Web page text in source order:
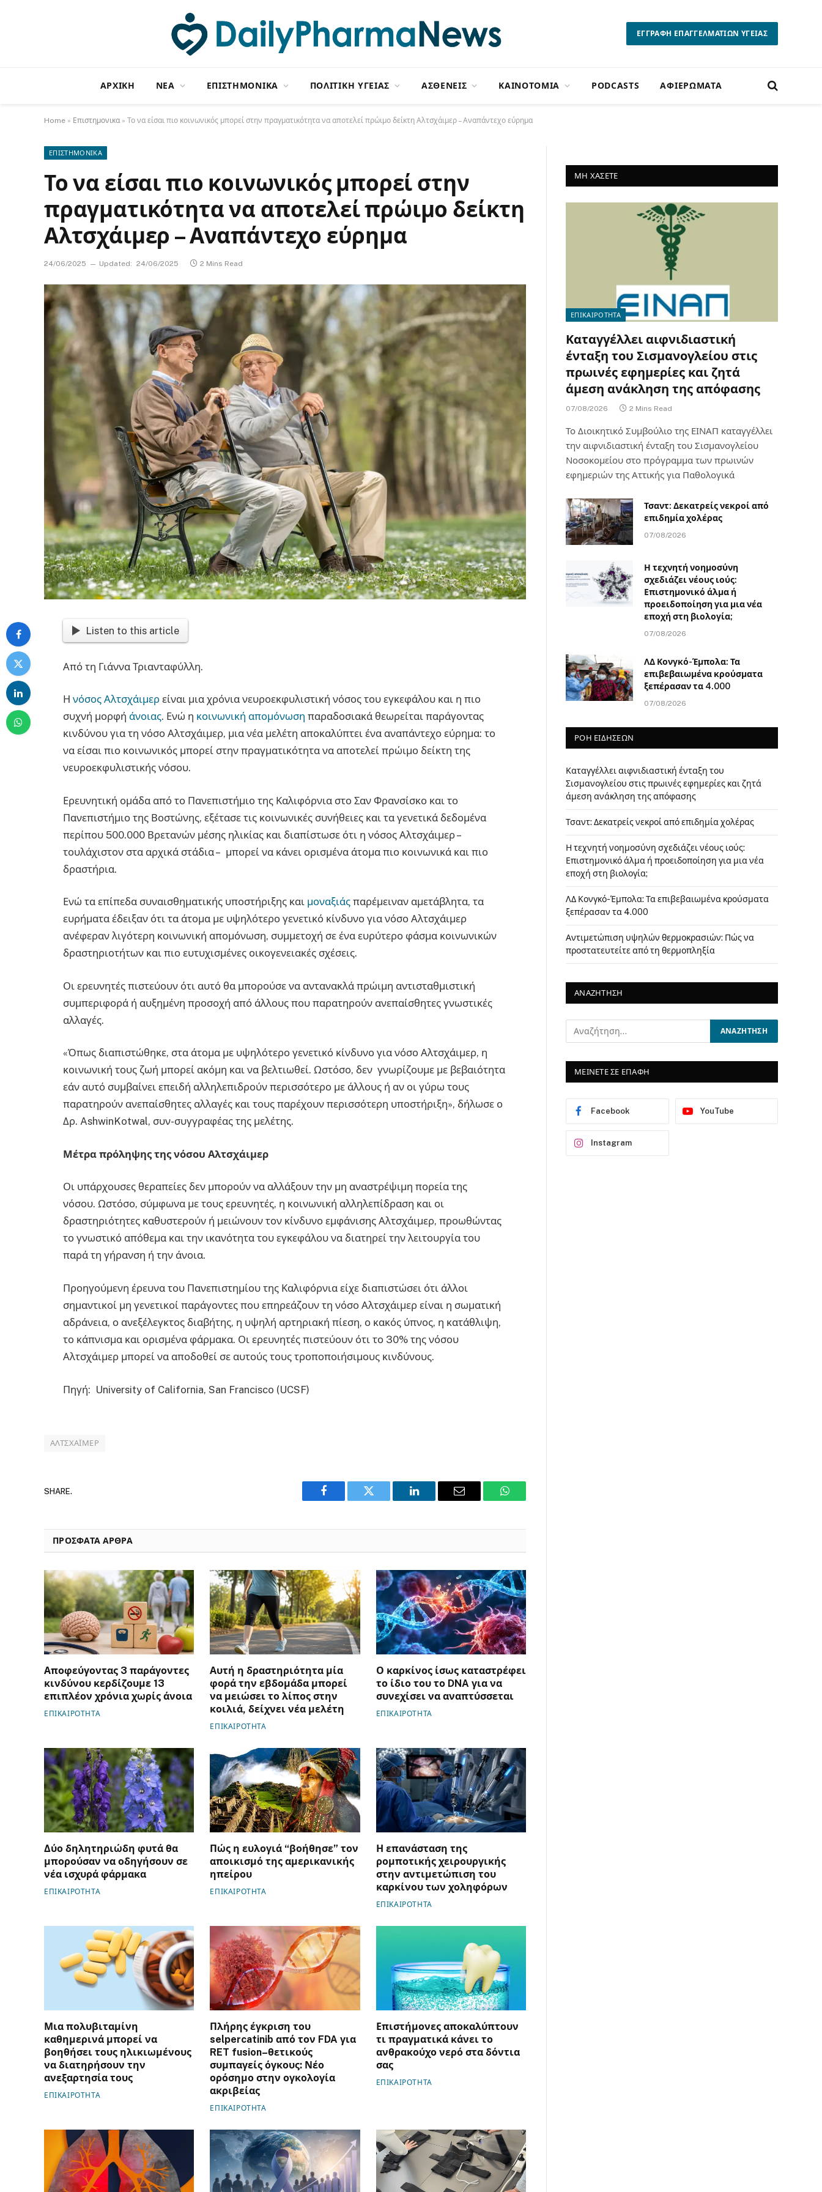
ΕΓΓΡΑΦΗ ΕΠΑΓΓΕΛΜΑΤΙΩΝ ΥΓΕΙΑΣ
ΑΡΧΙΚΗ NΕΑ ΕΠΙΣΤΗΜΟΝΙΚΑ ΠΟΛΙΤΙΚΗ ΥΓΕΙΑΣ ΑΣΘΕΝΕΙΣ ΚΑΙΝΟΤΟΜΙΑ PODCASTS ΑΦΙΕΡΩΜΑΤΑ
Home » Επιστημονικα » Το να είσαι πιο κοινωνικός μπορεί στην πραγματικότητα να αποτελεί πρώιμο δείκτη Αλτσχάιμερ – Αναπάντεχο εύρημα
ΕΠΙΣΤΗΜΟΝΙΚΑ
Το να είσαι πιο κοινωνικός μπορεί στην
πραγματικότητα να αποτελεί πρώιμο δείκτη
Αλτσχάιμερ – Αναπάντεχο εύρημα
24/06/2025 Updated: 24/06/2025 2 Mins Read
Listen to this article
Από τη Γιάννα Τριανταφύλλη.
Η νόσος Αλτσχάιμερ είναι μια χρόνια νευροεκφυλιστική νόσος του εγκεφάλου και η πιο
συχνή μορφή άνοιας. Ενώ η κοινωνική απομόνωση παραδοσιακά θεωρείται παράγοντας
κινδύνου για τη νόσο Αλτσχάιμερ, μια νέα μελέτη αποκαλύπτει ένα αναπάντεχο εύρημα: το
να είσαι πιο κοινωνικός μπορεί στην πραγματικότητα να αποτελεί πρώιμο δείκτη της
νευροεκφυλιστικής νόσου.
Ερευνητική ομάδα από το Πανεπιστήμιο της Καλιφόρνια στο Σαν Φρανσίσκο και το
Πανεπιστήμιο της Βοστώνης, εξέτασε τις κοινωνικές συνήθειες και τα γενετικά δεδομένα
περίπου 500.000 Βρετανών μέσης ηλικίας και διαπίστωσε ότι η νόσος Αλτσχάιμερ –
τουλάχιστον στα αρχικά στάδια – μπορεί να κάνει ορισμένα άτομα πιο κοινωνικά και πιο
δραστήρια.
Ενώ τα επίπεδα συναισθηματικής υποστήριξης και μοναξιάς παρέμειναν αμετάβλητα, τα
ευρήματα έδειξαν ότι τα άτομα με υψηλότερο γενετικό κίνδυνο για νόσο Αλτσχάιμερ
ανέφεραν λιγότερη κοινωνική απομόνωση, συμμετοχή σε ένα ευρύτερο φάσμα κοινωνικών
δραστηριοτήτων και πιο ευτυχισμένες οικογενειακές σχέσεις.
Οι ερευνητές πιστεύουν ότι αυτό θα μπορούσε να αντανακλά πρώιμη αντισταθμιστική
συμπεριφορά ή αυξημένη προσοχή από άλλους που παρατηρούν ανεπαίσθητες γνωστικές
αλλαγές.
«Όπως διαπιστώθηκε, στα άτομα με υψηλότερο γενετικό κίνδυνο για νόσο Αλτσχάιμερ, η
κοινωνική τους ζωή μπορεί ακόμη και να βελτιωθεί. Ωστόσο, δεν γνωρίζουμε με βεβαιότητα
εάν αυτό συμβαίνει επειδή αλληλεπιδρούν περισσότερο με άλλους ή αν οι γύρω τους
παρατηρούν ανεπαίσθητες αλλαγές και τους παρέχουν περισσότερη υποστήριξη», δήλωσε ο
Δρ. AshwinKotwal, συν-συγγραφέας της μελέτης.
Μέτρα πρόληψης της νόσου Αλτσχάιμερ
Οι υπάρχουσες θεραπείες δεν μπορούν να αλλάξουν την μη αναστρέψιμη πορεία της
νόσου. Ωστόσο, σύμφωνα με τους ερευνητές, η κοινωνική αλληλεπίδραση και οι
δραστηριότητες καθυστερούν ή μειώνουν τον κίνδυνο εμφάνισης Αλτσχάιμερ, προωθώντας
το γνωστικό απόθεμα και την ικανότητα του εγκεφάλου να διατηρεί την λειτουργία του
παρά τη γήρανση ή την άνοια.
Προηγούμενη έρευνα του Πανεπιστημίου της Καλιφόρνια είχε διαπιστώσει ότι άλλοι
σημαντικοί μη γενετικοί παράγοντες που επηρεάζουν τη νόσο Αλτσχάιμερ είναι η σωματική
αδράνεια, ο ανεξέλεγκτος διαβήτης, η υψηλή αρτηριακή πίεση, ο κακός ύπνος, η κατάθλιψη,
το κάπνισμα και ορισμένα φάρμακα. Οι ερευνητές πιστεύουν ότι το 30% της νόσου
Αλτσχάιμερ μπορεί να αποδοθεί σε αυτούς τους τροποποιήσιμους κινδύνους.
Πηγή: University of California, San Francisco (UCSF)
ΑΛΤΣΧΆΙΜΕΡ
SHARE.
Facebook Twitter LinkedIn Email WhatsApp
ΠΡΟΣΦΑΤΑ ΑΡΘΡΑ
Αποφεύγοντας 3 παράγοντες
κινδύνου κερδίζουμε 13
επιπλέον χρόνια χωρίς άνοια
ΕΠΙΚΑΙΡΟΤΗΤΑ
Αυτή η δραστηριότητα μία
φορά την εβδομάδα μπορεί
να μειώσει το λίπος στην
κοιλιά, δείχνει νέα μελέτη
ΕΠΙΚΑΙΡΟΤΗΤΑ
Ο καρκίνος ίσως καταστρέφει
το ίδιο του το DNA για να
συνεχίσει να αναπτύσσεται
ΕΠΙΚΑΙΡΟΤΗΤΑ
Δύο δηλητηριώδη φυτά θα
μπορούσαν να οδηγήσουν σε
νέα ισχυρά φάρμακα
ΕΠΙΚΑΙΡΟΤΗΤΑ
Πώς η ευλογιά “βοήθησε” τον
αποικισμό της αμερικανικής
ηπείρου
ΕΠΙΚΑΙΡΟΤΗΤΑ
Η επανάσταση της
ρομποτικής χειρουργικής
στην αντιμετώπιση του
καρκίνου των χοληφόρων
ΕΠΙΚΑΙΡΟΤΗΤΑ
Μια πολυβιταμίνη
καθημερινά μπορεί να
βοηθήσει τους ηλικιωμένους
να διατηρήσουν την
ανεξαρτησία τους
ΕΠΙΚΑΙΡΟΤΗΤΑ
Πλήρης έγκριση του
selpercatinib από τον FDA για
RET fusion–θετικούς
συμπαγείς όγκους: Νέο
ορόσημο στην ογκολογία
ακριβείας
ΕΠΙΚΑΙΡΟΤΗΤΑ
Επιστήμονες αποκαλύπτουν
τι πραγματικά κάνει το
ανθρακούχο νερό στα δόντια
σας
ΕΠΙΚΑΙΡΟΤΗΤΑ
ΜΗ ΧΑΣΕΤΕ
ΕΠΙΚΑΙΡΟΤΗΤΑ
Καταγγέλλει αιφνιδιαστική
ένταξη του Σισμανογλείου στις
πρωινές εφημερίες και ζητά
άμεση ανάκληση της απόφασης
07/08/2026 2 Mins Read
Το Διοικητικό Συμβούλιο της ΕΙΝΑΠ καταγγέλλει
την αιφνιδιαστική ένταξη του Σισμανογλείου
Νοσοκομείου στο πρόγραμμα των πρωινών
εφημεριών της Αττικής για Παθολογικά
Τσαντ: Δεκατρείς νεκροί από
επιδημία χολέρας
07/08/2026
Η τεχνητή νοημοσύνη
σχεδιάζει νέους ιούς:
Επιστημονικό άλμα ή
προειδοποίηση για μια νέα
εποχή στη βιολογία;
07/08/2026
ΛΔ Κονγκό-Έμπολα: Τα
επιβεβαιωμένα κρούσματα
ξεπέρασαν τα 4.000
07/08/2026
ΡΟΗ ΕΙΔΗΣΕΩΝ
Καταγγέλλει αιφνιδιαστική ένταξη του
Σισμανογλείου στις πρωινές εφημερίες και ζητά
άμεση ανάκληση της απόφασης
Τσαντ: Δεκατρείς νεκροί από επιδημία χολέρας
Η τεχνητή νοημοσύνη σχεδιάζει νέους ιούς:
Επιστημονικό άλμα ή προειδοποίηση για μια νέα
εποχή στη βιολογία;
ΛΔ Κονγκό-Έμπολα: Τα επιβεβαιωμένα κρούσματα
ξεπέρασαν τα 4.000
Αντιμετώπιση υψηλών θερμοκρασιών: Πώς να
προστατευτείτε από τη θερμοπληξία
ΑΝΑΖΗΤΗΣΗ
ΜΕΙΝΕΤΕ ΣΕ ΕΠΑΦΗ
Facebook YouTube
Instagram